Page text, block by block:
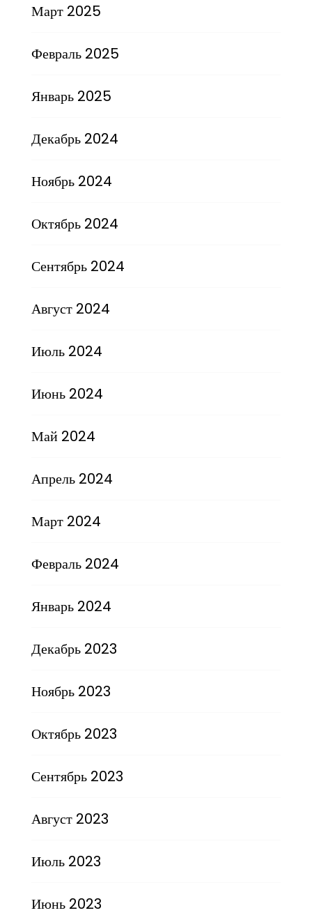
Март 2025
Февраль 2025
Январь 2025
Декабрь 2024
Ноябрь 2024
Октябрь 2024
Сентябрь 2024
Август 2024
Июль 2024
Июнь 2024
Май 2024
Апрель 2024
Март 2024
Февраль 2024
Январь 2024
Декабрь 2023
Ноябрь 2023
Октябрь 2023
Сентябрь 2023
Август 2023
Июль 2023
Июнь 2023